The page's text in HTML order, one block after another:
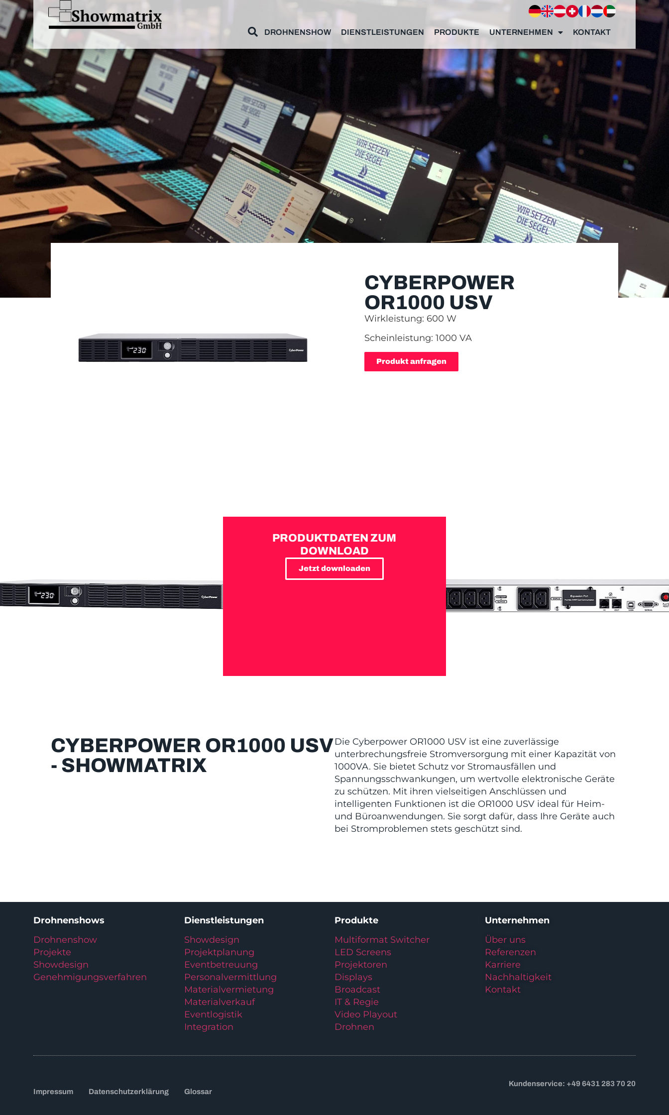
DROHNENSHOW DIENSTLEISTUNGEN PRODUKTE UNTERNEHMEN KONTAKT
CYBERPOWER
OR1000 USV
Wirkleistung: 600 W
Scheinleistung: 1000 VA
Produkt anfragen
PRODUKTDATEN ZUM
DOWNLOAD
Jetzt downloaden
CYBERPOWER OR1000 USV
- SHOWMATRIX
Die Cyberpower OR1000 USV ist eine zuverlässige
unterbrechungsfreie Stromversorgung mit einer Kapazität von
1000VA. Sie bietet Schutz vor Stromausfällen und
Spannungsschwankungen, um wertvolle elektronische Geräte
zu schützen. Mit ihren vielseitigen Anschlüssen und
intelligenten Funktionen ist die OR1000 USV ideal für Heim-
und Büroanwendungen. Sie sorgt dafür, dass Ihre Geräte auch
bei Stromproblemen stets geschützt sind.
Drohnenshows
Drohnenshow
Projekte
Showdesign
Genehmigungsverfahren
Dienstleistungen
Showdesign
Projektplanung
Eventbetreuung
Personalvermittlung
Materialvermietung
Materialverkauf
Eventlogistik
Integration
Produkte
Multiformat Switcher
LED Screens
Projektoren
Displays
Broadcast
IT & Regie
Video Playout
Drohnen
Unternehmen
Über uns
Referenzen
Karriere
Nachhaltigkeit
Kontakt
Impressum Datenschutzerklärung Glossar
Kundenservice: +49 6431 283 70 20